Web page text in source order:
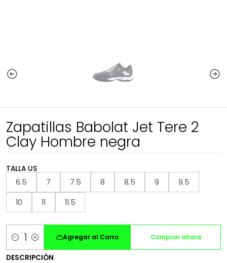
Zapatillas Babolat Jet Tere 2
Clay Hombre negra
TALLA US
6.5 7 7.5 8 8.5 9
9.5
10
11 11.5
Cantidad
Agregar al Carro Comprar ahora
DESCRIPCIÓN